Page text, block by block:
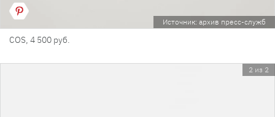
Источник: архив пресс-служб
COS, 4 500 руб.
2 из 2